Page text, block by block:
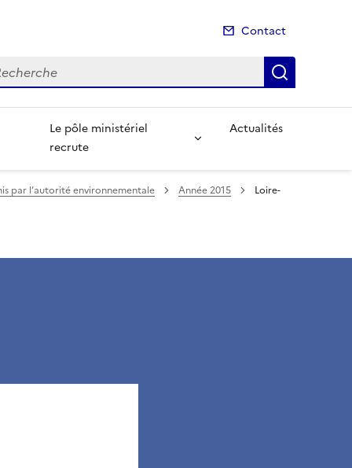
Contact
Le pôle ministériel
recrute
Actualités
par l’autorité environnementale Année 2015
Loire-